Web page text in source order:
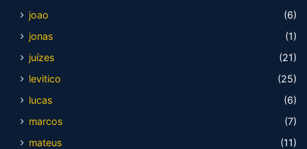
joao
(6)
jonas
(1)
juízes
(21)
levitico
(25)
lucas
(6)
marcos
(7)
mateus
(11)